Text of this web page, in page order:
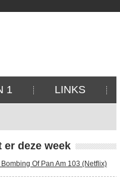
1 LINKS
er deze week
Of Pan Am 103 (Netflix)